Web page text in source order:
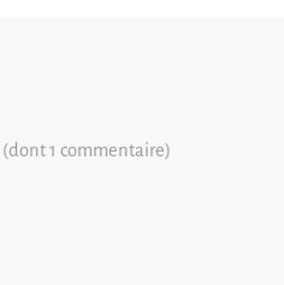
(dont 1 commentaire)